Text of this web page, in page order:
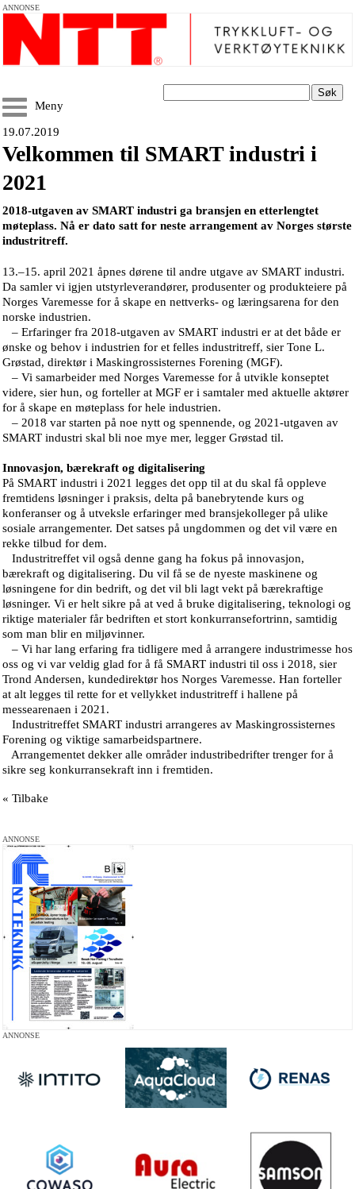
ANNONSE
Søk
Meny
19.07.2019
Velkommen til SMART industri i
2021
2018-utgaven av SMART industri ga bransjen en etterlengtet
møteplass. Nå er dato satt for neste arrangement av Norges største
industritreff.
13.–15. april 2021 åpnes dørene til andre utgave av SMART industri.
Da samler vi igjen utstyrleverandører, produsenter og produkteiere på
Norges Varemesse for å skape en nettverks- og læringsarena for den
norske industrien.
– Erfaringer fra 2018-utgaven av SMART industri er at det både er
ønske og behov i industrien for et felles industritreff, sier Tone L.
Grøstad, direktør i Maskingrossisternes Forening (MGF).
– Vi samarbeider med Norges Varemesse for å utvikle konseptet
videre, sier hun, og forteller at MGF er i samtaler med aktuelle aktører
for å skape en møteplass for hele industrien.
– 2018 var starten på noe nytt og spennende, og 2021-utgaven av
SMART industri skal bli noe mye mer, legger Grøstad til.
Innovasjon, bærekraft og digitalisering
På SMART industri i 2021 legges det opp til at du skal få oppleve
fremtidens løsninger i praksis, delta på banebrytende kurs og
konferanser og å utveksle erfaringer med bransjekolleger på ulike
sosiale arrangementer. Det satses på ungdommen og det vil være en
rekke tilbud for dem.
Industritreffet vil også denne gang ha fokus på innovasjon,
bærekraft og digitalisering. Du vil få se de nyeste maskinene og
løsningene for din bedrift, og det vil bli lagt vekt på bærekraftige
løsninger. Vi er helt sikre på at ved å bruke digitalisering, teknologi og
riktige materialer får bedriften et stort konkurransefortrinn, samtidig
som man blir en miljøvinner.
– Vi har lang erfaring fra tidligere med å arrangere industrimesse hos
oss og vi var veldig glad for å få SMART industri til oss i 2018, sier
Trond Andersen, kundedirektør hos Norges Varemesse. Han forteller
at alt legges til rette for et vellykket industritreff i hallene på
messearenaen i 2021.
Industritreffet SMART industri arrangeres av Maskingrossisternes
Forening og viktige samarbeidspartnere.
Arrangementet dekker alle områder industribedrifter trenger for å
sikre seg konkurransekraft inn i fremtiden.
« Tilbake
ANNONSE
ANNONSE